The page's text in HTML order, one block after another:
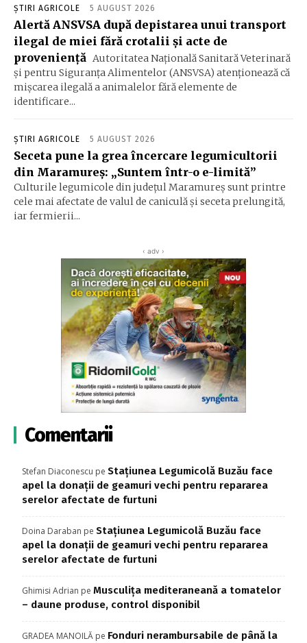
ȘTIRI AGRICOLE 5 AUGUST 2026
Alertă ANSVSA după depistarea unui transport
ilegal de miei fără crotalii și acte de
proveniență Autoritatea Naţională Sanitară Veterinară
şi pentru Siguranţa Alimentelor (ANSVSA) atenţionează că
mişcarea ilegală a animalelor fără elemente de
identificare...
ȘTIRI AGRICOLE 5 AUGUST 2026
Seceta pune la grea încercare legumicultorii
din Maramureș: „Suntem într-o e-limită”
Culturile legumicole din județul Maramureș sunt printre
cele mai afectate de valul de caniculă și seceta prelungită,
iar fermierii...
‹ adv ›
Comentarii
Stefan Diaconescu pe Stațiunea Legumicolă Buzău face
apel la donații de geamuri vechi pentru repararea
serelor afectate de furtuni
Doina Daraban pe Stațiunea Legumicolă Buzău face
apel la donații de geamuri vechi pentru repararea
serelor afectate de furtuni
Ghimisi Adrian pe Musculița mediteraneană a tomatelor
– daune produse, control disponibil
GRADEA MANOILĂ pe Fonduri nerambursabile de până la